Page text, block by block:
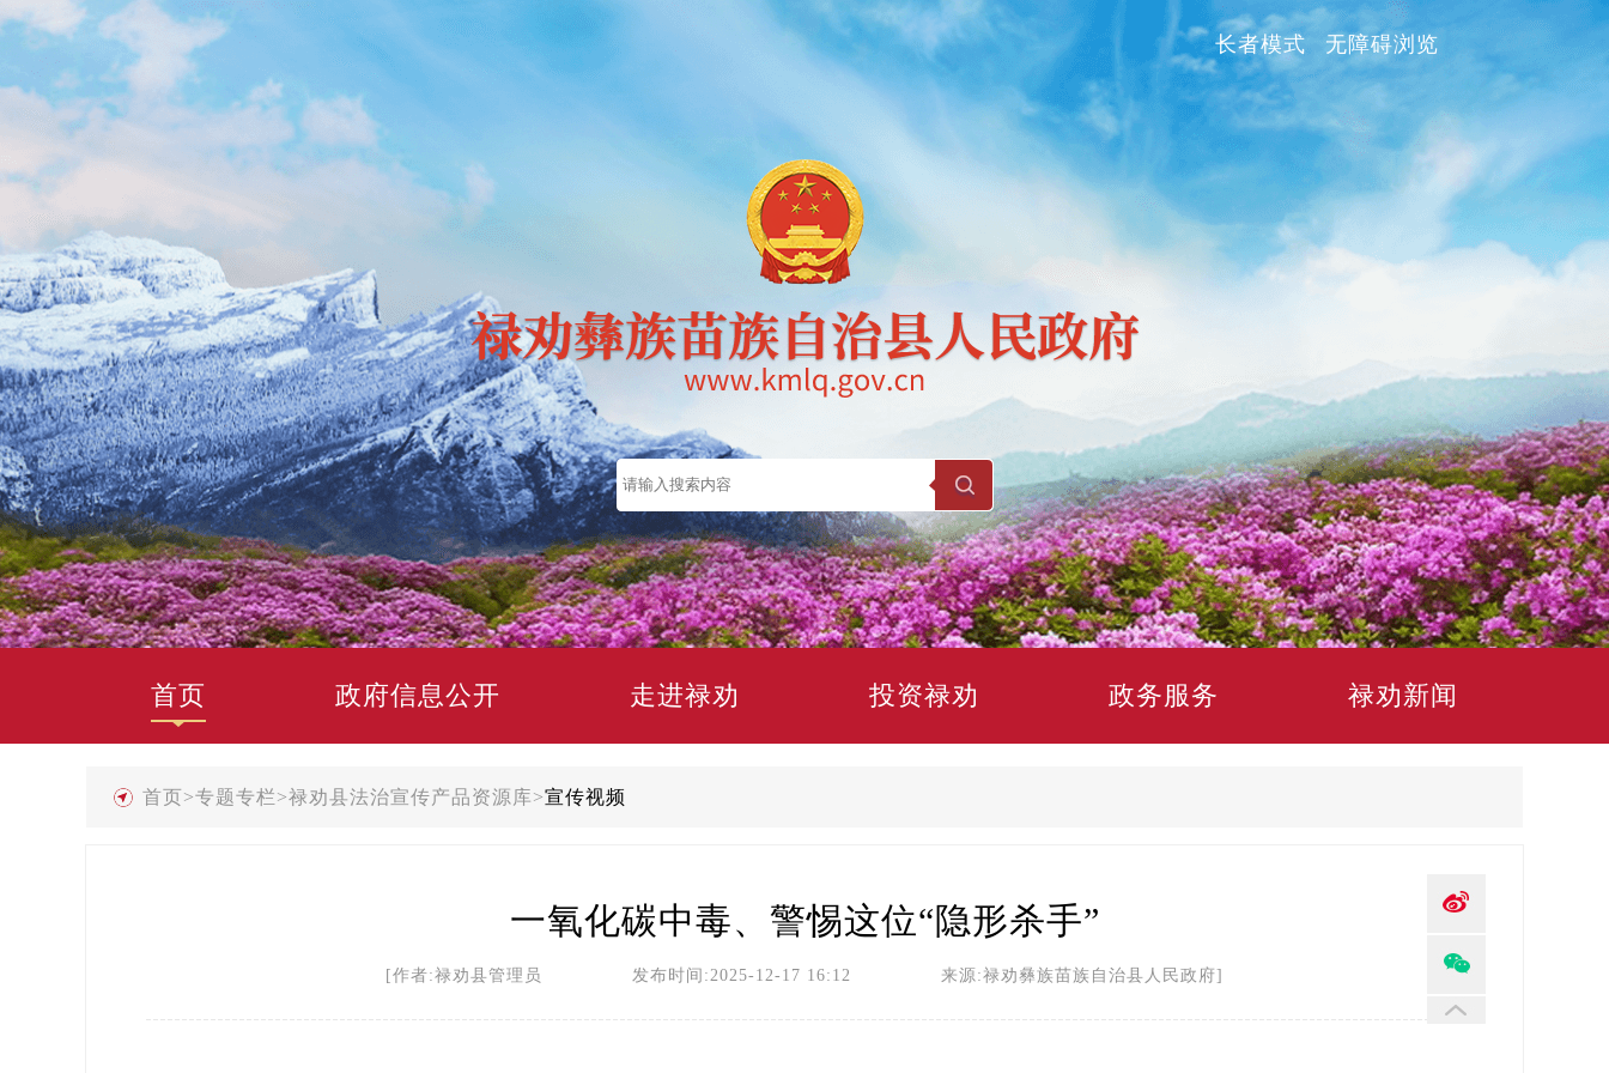
无障碍浏览
长者模式
首页 政府信息公开 走进禄劝 投资禄劝 政务服务 禄劝新闻
首页>专题专栏>禄劝县法治宣传产品资源库>宣传视频
一氧化碳中毒、警惕这位“隐形杀手”
[作者:禄劝县管理员 发布时间:2025-12-17 16:12 来源:禄劝彝族苗族自治县人民政府]